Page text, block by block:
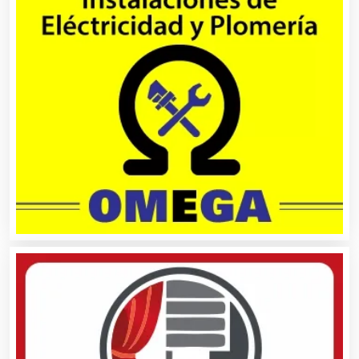
Camiones para Fletes
Cancelería de Aluminio
Capacitación
Carnicerías
Carpinterías
Centros Comerciales